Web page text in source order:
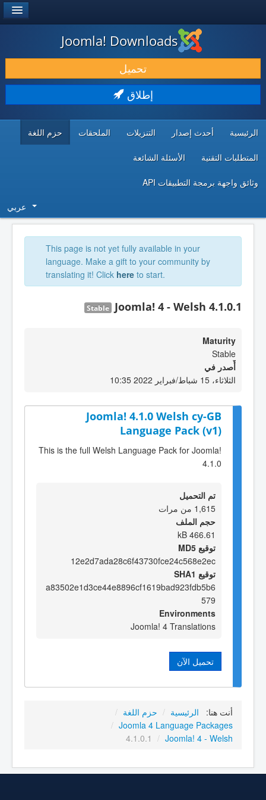
حمل & ومدد
اكتشف & تعلم
Joomla! Downloads
تحميل
إطلاق
الرئيسية أحدث إصدار التنزيلات الملحقات حزم اللغة
المتطلبات التقنية الأسئلة الشائعة
وثائق واجهة برمجة التطبيقات API
عربي
This page is not yet fully available in your
language. Make a gift to your community by
translating it! Click here to start.
Joomla! 4 - Welsh 4.1.0.1
Stable
Maturity
Stable
أٌصدر في
الثلاثاء، 15 شباط/فبراير 2022 10:35
Joomla! 4.1.0 Welsh cy-GB
Language Pack (v1)
This is the full Welsh Language Pack for Joomla!
4.1.0
تم التحميل
1,615 من مرات
حجم الملف
466.61 kB
توقيع MD5
12e2d7ada28c6f43730fce24c568e2ec
توقيع SHA1
a83502e1d3ce44e8896cf1619bad923fdb5b6
579
Environments
Joomla! 4 Translations
تحميل الآن
أنت هنا: الرئيسية / حزم اللغة /
Joomla 4 Language Packages
/
Joomla! 4 - Welsh
/
4.1.0.1